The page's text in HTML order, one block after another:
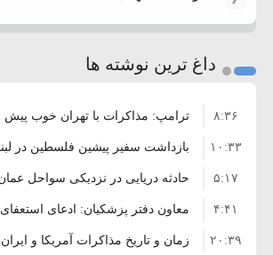
داغ ترین نوشته ها
ترامپ: مذاکرات با تهران خوب پیش ۸:۳۶
بازداشت سفیر پیشین فلسطین در
فساد و اختلاس اموال
۱۰:۳۳
حادثه دریایی در نزدیکی سواحل ۵:۱۷
معاون دفتر پزشکیان: ادعای
واهی و کذب محض است
۴:۴۱
زمان و تاریخ مذاکرات آمریکا و ایران ۲۰:۳۹